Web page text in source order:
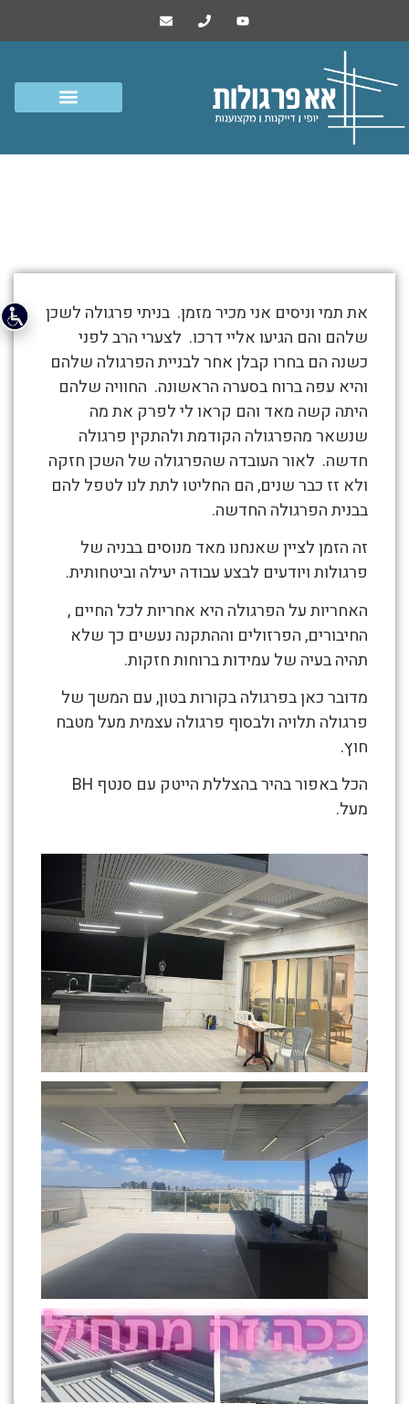
התמונות
מטה
מספרות
את
סיפור
פרגולה
מורכבת
עם
קורות
תלייה
ועצמאית
בקומה
גבוהה
את תמי וניסים אני מכיר מזמן. בניתי פרגולה לשכן
שלהם והם הגיעו אליי דרכו. לצערי הרב לפני
כשנה הם בחרו קבלן אחר לבניית הפרגולה שלהם
והיא עפה ברוח בסערה הראשונה. החוויה שלהם
היתה קשה מאד והם קראו לי לפרק את מה
שנשאר מהפרגולה הקודמת ולהתקין פרגולה
חדשה. לאור העובדה שהפרגולה של השכן חזקה
ולא זז כבר שנים, הם החליטו לתת לנו לטפל להם
בבנית הפרגולה החדשה.
זה הזמן לציין שאנחנו מאד מנוסים בבניה של
פרגולות ויודעים לבצע עבודה יעילה וביטחותית.
האחריות על הפרגולה היא אחריות לכל החיים ,
החיבורים, הפרזולים וההתקנה נעשים כך שלא
תהיה בעיה של עמידות ברוחות חזקות.
מדובר כאן בפרגולה בקורות בטון, עם המשך של
פרגולה תלויה ולבסוף פרגולה עצמית מעל מטבח
חוץ.
הכל באפור בהיר בהצללת הייטק עם סנטף BH
מעל.